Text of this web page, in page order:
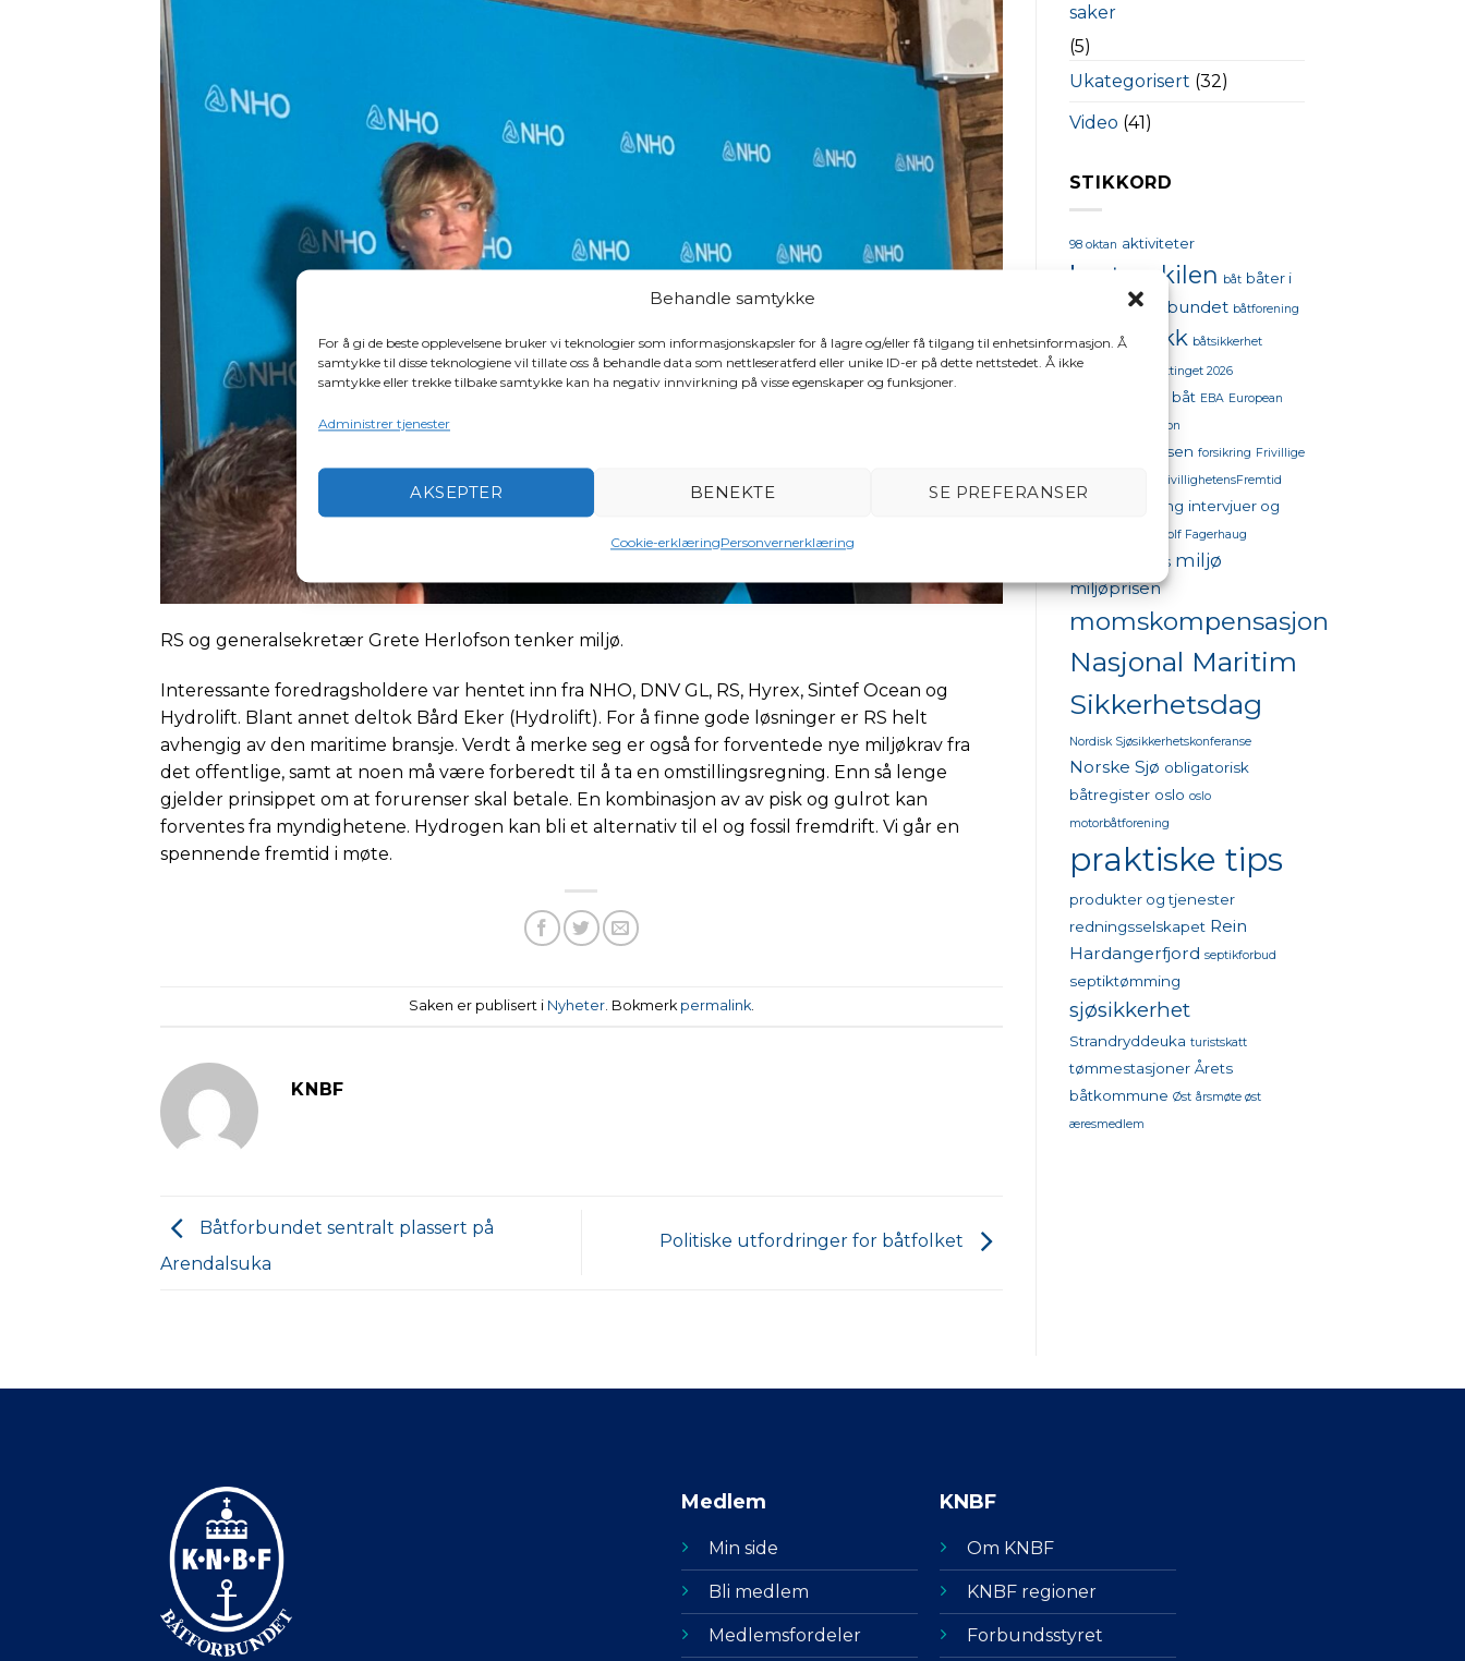
Behandle samtykke
For å gi de beste opplevelsene bruker vi teknologier som informasjonskapsler for å lagre og/eller få tilgang til enhetsinformasjon. Å
samtykke til disse teknologiene vil tillate oss å behandle data som nettleseratferd eller unike ID-er på dette nettstedet. Å ikke
samtykke eller trekke tilbake samtykke kan ha negativ innvirkning på visse egenskaper og funksjoner.
Administrer tjenester
AKSEPTER BENEKTE SE PREFERANSER
Cookie-erklæringPersonvernerklæring
RS og generalsekretær Grete Herlofson tenker miljø.
Interessante foredragsholdere var hentet inn fra NHO, DNV GL, RS, Hyrex, Sintef Ocean og
Hydrolift. Blant annet deltok Bård Eker (Hydrolift). For å finne gode løsninger er RS helt
avhengig av den maritime bransje. Verdt å merke seg er også for forventede nye miljøkrav fra
det offentlige, samt at noen må være forberedt til å ta en omstillingsregning. Enn så lenge
gjelder prinsippet om at forurenser skal betale. En kombinasjon av av pisk og gulrot kan
forventes fra myndighetene. Hydrogen kan bli et alternativ til el og fossil fremdrift. Vi går en
spennende fremtid i møte.
Saken er publisert i Nyheter. Bokmerk permalink.
KNBF
Båtforbundet sentralt plassert på
Arendalsuka
Politiske utfordringer for båtfolket
saker
(5)
Ukategorisert (32)
Video (41)
STIKKORD
98 oktan aktiviteter
bestumkilen båt båter i
båtforbundet båtforening
båtpolitikk båtsikkerhet
båttinget båttinget 2026
drivstoffpriser båt EBA European
Boating Association
flytekonferansen forsikring Frivillige
FrivillighetensFremtid
Havneforsikring intervjuer og
Jørg Eyolf Fagerhaug
kvinner til sjøs miljø
miljøprisen
momskompensasjon
Nasjonal Maritim
Sikkerhetsdag
Nordisk Sjøsikkerhetskonferanse
Norske Sjø obligatorisk
båtregister oslo oslo
motorbåtforening
praktiske tips
produkter og tjenester
redningsselskapet Rein
Hardangerfjord septikforbud
septiktømming
sjøsikkerhet
Strandryddeuka turistskatt
tømmestasjoner Årets
båtkommune Øst årsmøte øst
æresmedlem
Medlem
Min side
Bli medlem
Medlemsfordeler
KNBF
Om KNBF
KNBF regioner
Forbundsstyret